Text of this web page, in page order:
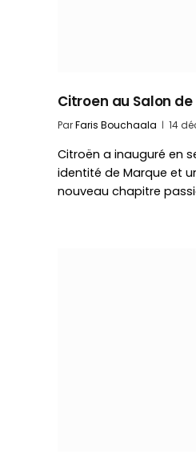
Citroen au Salon
ParFaris Bouchaala 14
Citroën a inauguré en
identité de Marque et
nouveau chapitre